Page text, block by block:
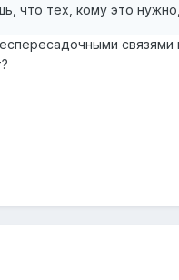
что тех, кому это
связями